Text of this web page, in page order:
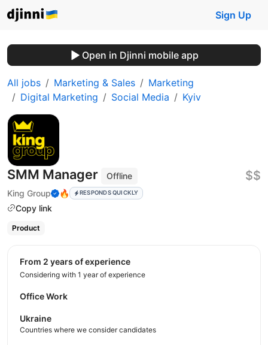
Sign Up
Open in Djinni mobile app
All jobs Marketing & Sales
Marketing
Digital Marketing
Social Media Kyiv
SMM Manager
Offline
King Group
🔥 RESPONDS QUICKLY
Copy link
$$
Product
from 2 years of experience
Considering with 1 year of experience
Office Work
Ukraine
Countries where we consider candidates